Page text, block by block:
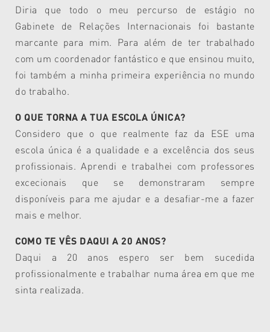
Diria que todo o meu percurso de estágio no
Gabinete de Relações Internacionais foi bastante
marcante para mim. Para além de ter trabalhado
com um coordenador fantástico e que ensinou muito,
foi também a minha primeira experiência no mundo
do trabalho.
O QUE TORNA A TUA ESCOLA ÚNICA?
Considero que o que realmente faz da ESE uma
escola única é a qualidade e a excelência dos seus
profissionais. Aprendi e trabalhei com professores
excecionais que se demonstraram sempre
disponíveis para me ajudar e a desafiar-me a fazer
mais e melhor.
COMO TE VÊS DAQUI A 20 ANOS?
Daqui a 20 anos espero ser bem sucedida
profissionalmente e trabalhar numa área em que me
sinta realizada.